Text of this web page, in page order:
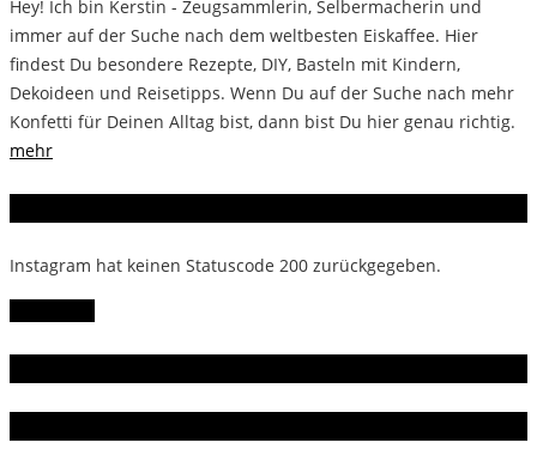
Hey! Ich bin Kerstin - Zeugsammlerin, Selbermacherin und
immer auf der Suche nach dem weltbesten Eiskaffee. Hier
findest Du besondere Rezepte, DIY, Basteln mit Kindern,
Dekoideen und Reisetipps. Wenn Du auf der Suche nach mehr
Konfetti für Deinen Alltag bist, dann bist Du hier genau richtig.
mehr
Instagram hat keinen Statuscode 200 zurückgegeben.